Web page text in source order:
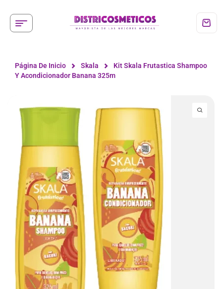
Página De Inicio Skala
Kit Skala Frutastica Shampoo
Y Acondicionador Banana 325m